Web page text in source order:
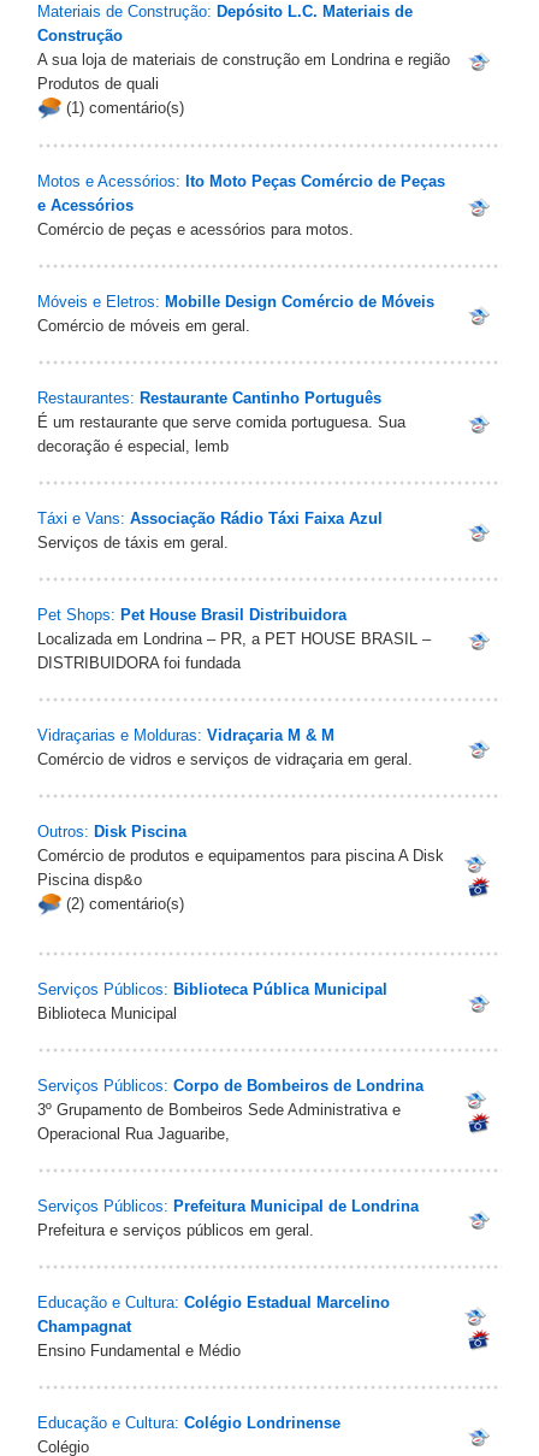
Materiais de Construção: Depósito L.C. Materiais de
Construção
A sua loja de materiais de construção em Londrina e região
Produtos de quali
(1) comentário(s)
Motos e Acessórios: Ito Moto Peças Comércio de Peças
e Acessórios‎
Comércio de peças e acessórios para motos.
Móveis e Eletros: Mobille Design Comércio de Móveis‎
Comércio de móveis em geral.
Restaurantes: Restaurante Cantinho Português
É um restaurante que serve comida portuguesa. Sua
decoração é especial, lemb
Táxi e Vans: Associação Rádio Táxi Faixa Azul
Serviços de táxis em geral.
Pet Shops: Pet House Brasil Distribuidora
Localizada em Londrina – PR, a PET HOUSE BRASIL –
DISTRIBUIDORA foi fundada
Vidraçarias e Molduras: Vidraçaria M & M‎
Comércio de vidros e serviços de vidraçaria em geral.
Outros: Disk Piscina
Comércio de produtos e equipamentos para piscina A Disk
Piscina disp&o
(2) comentário(s)
Serviços Públicos: Biblioteca Pública Municipal
Biblioteca Municipal
Serviços Públicos: Corpo de Bombeiros de Londrina
3º Grupamento de Bombeiros Sede Administrativa e
Operacional Rua Jaguaribe,
Serviços Públicos: Prefeitura Municipal de Londrina
Prefeitura e serviços públicos em geral.
Educação e Cultura: Colégio Estadual Marcelino
Champagnat
Ensino Fundamental e Médio
Educação e Cultura: Colégio Londrinense
Colégio